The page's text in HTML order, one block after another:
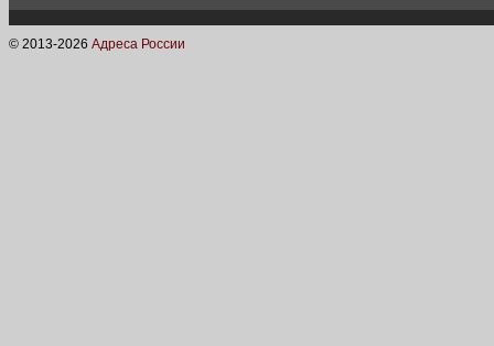
© 2013-2026 Адреса России